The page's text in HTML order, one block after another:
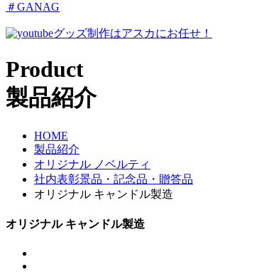
＃GANAG
グッズ制作はアスカにお任せ！
Product
製品紹介
HOME
製品紹介
オリジナル ノベルティ
社内表彰景品・記念品・贈答品
オリジナル キャンドル製造
オリジナル キャンドル製造